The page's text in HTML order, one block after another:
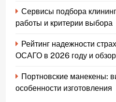
Сервисы подбора
работы и критерии выбора
Рейтинг надежности
ОСАГО в 2026 году и
Портновские манекены:
особенности изготовления